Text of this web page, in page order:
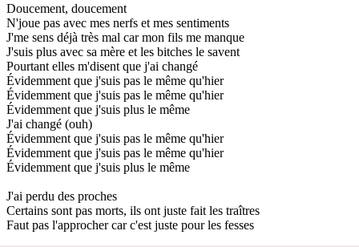
Doucement, doucement
N'joue pas avec mes nerfs et mes sentiments
J'me sens déjà très mal car mon fils me manque
J'suis plus avec sa mère et les bitches le savent
Pourtant elles m'disent que j'ai changé
Évidemment que j'suis pas le même qu'hier
Évidemment que j'suis pas le même qu'hier
Évidemment que j'suis plus le même
J'ai changé (ouh)
Évidemment que j'suis pas le même qu'hier
Évidemment que j'suis pas le même qu'hier
Évidemment que j'suis plus le même
J'ai perdu des proches
Certains sont pas morts, ils ont juste fait les traîtres
Faut pas l'approcher car c'est juste pour les fesses